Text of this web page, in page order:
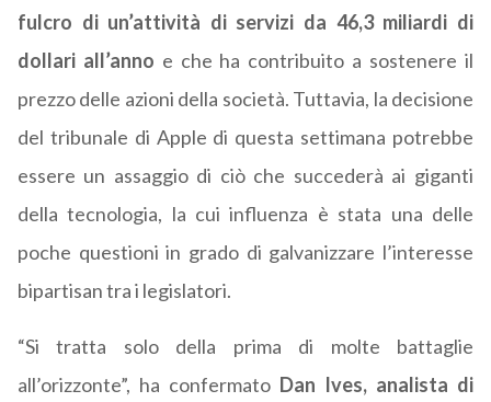
fulcro di un’attività di servizi da 46,3 miliardi di
dollari all’anno e che ha contribuito a sostenere il
prezzo delle azioni della società. Tuttavia, la decisione
del tribunale di Apple di questa settimana potrebbe
essere un assaggio di ciò che succederà ai giganti
della tecnologia, la cui influenza è stata una delle
poche questioni in grado di galvanizzare l’interesse
bipartisan tra i legislatori.
“Si tratta solo della prima di molte battaglie
all’orizzonte”, ha confermato Dan Ives, analista di